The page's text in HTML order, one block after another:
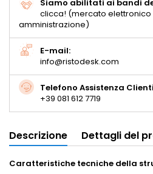
Siamo abilitati ai bandi
clicca! (mercato
amministrazione)
E-mail:
info@ristodesk.com
Telefono Assistenza
+39 081 612 7719
Descrizione Dettagli del
Caratteristiche tecniche della